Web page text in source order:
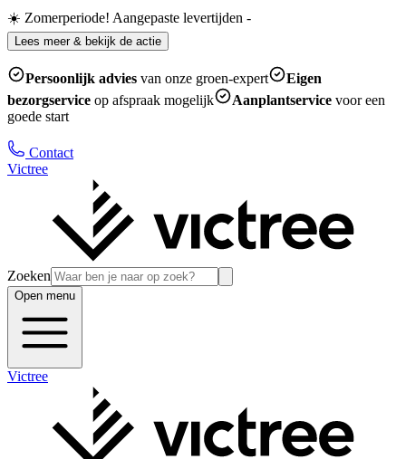
☀️ Zomerperiode! Aangepaste levertijden -
Lees meer & bekijk de actie
Persoonlijk advies van onze groen-expert
Eigen
bezorgservice op afspraak mogelijk Aanplantservice voor een
goede start
Contact
Victree
Zoeken
Open menu
Victree